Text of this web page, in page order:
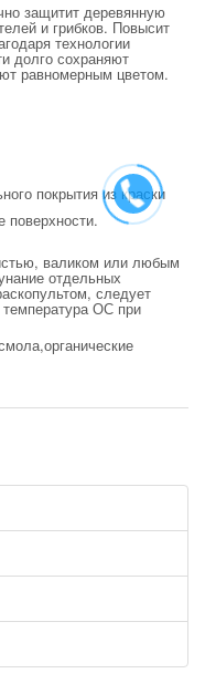
защитит деревянную
и грибков. Повысит
технологии
долго сохраняют
равномерным цветом.
покрытия из краски
валиком или любым
отдельных
следует
ОС при